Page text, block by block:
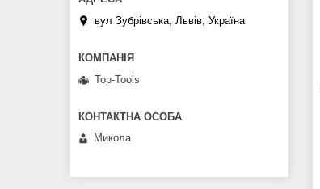
вул Зубрівська, Львів, Україна
Top-Tools
Микола